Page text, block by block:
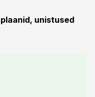
unistused